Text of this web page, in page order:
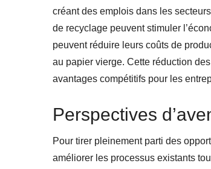
créant des emplois dans les
de recyclage peuvent stimuler
peuvent réduire leurs coûts de
au papier vierge. Cette réduction
avantages compétitifs pour les
Perspectives
Pour tirer pleinement parti des
améliorer les processus existants